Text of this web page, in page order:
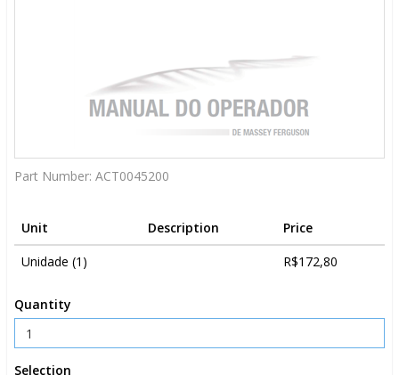
Part Number: ACT0045200
Unit Description
Price
Unidade (1)
R$172,80
Quantity
Selection